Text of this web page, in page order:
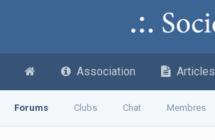
Association Articles
Forums Clubs Chat Membres